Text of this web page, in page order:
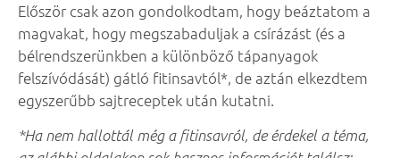
Először csak azon gondolkodtam, hogy beáztatom a
magvakat, hogy megszabaduljak a csírázást (és a
bélrendszerünkben a különböző tápanyagok
felszívódását) gátló fitinsavtól*, de aztán elkezdtem
egyszerűbb sajtreceptek után kutatni.
*Ha nem hallottál még a fitinsavról, de érdekel a téma,